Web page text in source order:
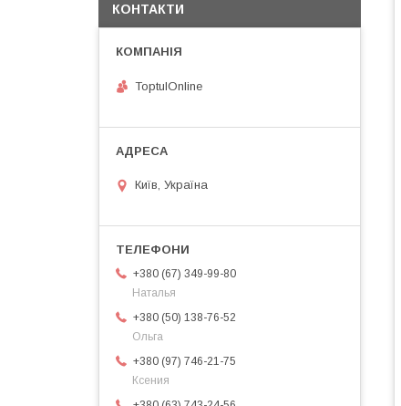
КОНТАКТИ
ToptulOnline
Київ, Україна
+380 (67) 349-99-80
Наталья
+380 (50) 138-76-52
Ольга
+380 (97) 746-21-75
Ксения